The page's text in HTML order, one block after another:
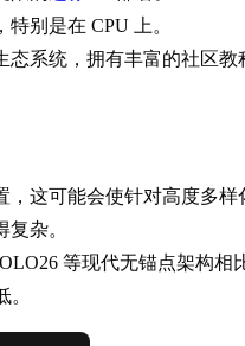
别是在 CPU 上。
态系统，拥有丰富的社区教
，这可能会使针对高度多样
杂。
等现代无锚点架构相